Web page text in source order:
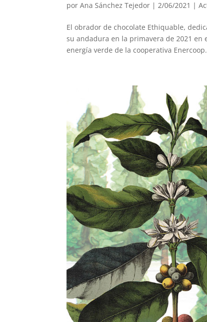
porAna Sánchez Tejedor |2/06/2021 |
El obrador de chocolate Ethiquable,
su andadura en la primavera de 2021
energía verde de la cooperativa